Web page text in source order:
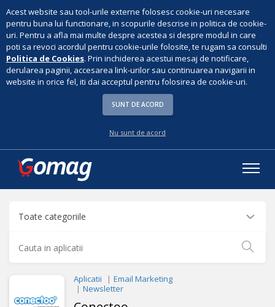
Acest website sau tool-urile externe folosesc cookie-uri necesare
pentru buna lui functionare, in scopurile descrise in politica de cookie-
uri. Pentru a afla mai multe despre acestea si despre modul in care
poti sa revoci acordul pentru cookie-urile folosite, te rugam sa consulti
Politica de Cookies. Prin inchiderea acestui mesaj de notificare,
derularea paginii, accesarea link-urilor sau continuarea navigarii in
website in orice fel, iti dai acceptul pentru folosirea de cookie-uri.
SUNT DE ACORD
Nu sunt de acord
Aplicatii
Email Marketing
Newsletter